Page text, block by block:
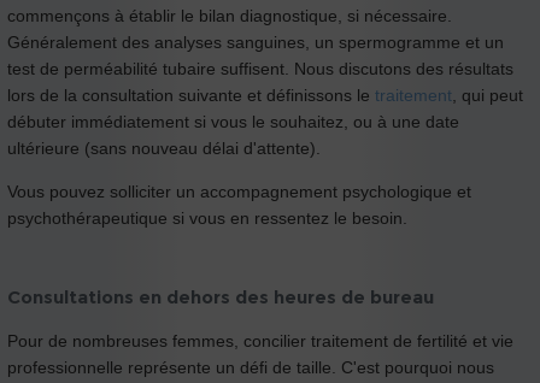
commençons à établir le bilan diagnostique, si nécessaire.
Généralement des analyses sanguines, un spermogramme et un
test de perméabilité tubaire suffisent. Nous discutons des résultats
lors de la consultation suivante et définissons le traitement , qui peut
débuter immédiatement si vous le souhaitez, ou à une date
ultérieure (sans nouveau délai d'attente).
Vous pouvez solliciter un accompagnement psychologique et
psychothérapeutique si vous en ressentez le besoin.
Consultations en dehors des heures de bureau
Pour de nombreuses femmes, concilier traitement de fertilité et vie
professionnelle représente un défi de taille. C'est pourquoi nous